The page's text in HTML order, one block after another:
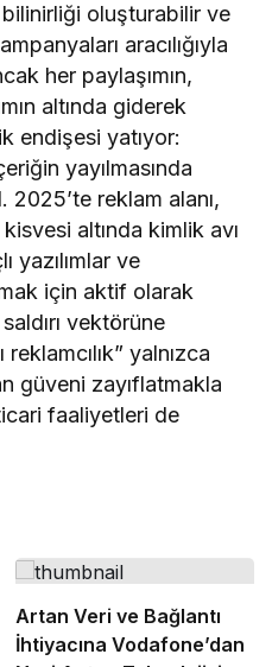
bilinirliği oluşturabilir ve
aracılığıyla
her paylaşımın,
altında giderek
endişesi yatıyor:
yayılmasında
2025’te reklam alanı,
altında kimlik avı
yazılımlar ve
için aktif olarak
vektörüne
yalnızca
güveni zayıflatmakla
faaliyetleri de
Artan Veri ve Bağlantı
İhtiyacına Vodafone’dan